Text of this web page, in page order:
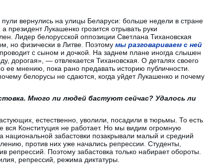
вернулись на улицы Беларуси: больше недели в стране
президент Лукашенко грозится отрывать руки
Лидер белорусской оппозиции Светлана Тихановская
но физически в Литве. Поэтому мы разговариваем с ней
с сыном и дочкой. На заднем плане иногда слышен
дорогая», — отвлекается Тихановская. О деталях своего
ее мнению, пока рано предавать историю публичности.
белорусы не сдаются, когда уйдет Лукашенко и почему
Много ли людей бастуют сейчас? Удалось ли
естественно, уволили, посадили в тюрьмы. То есть
вся Конституция не работает. Но мы видим огромную
забастовки позакрывали малый и средний
против них уже начались репрессии. Студенты,
репрессий. Поэтому забастовка только набирает обороты.
репрессий, режима диктатуры.